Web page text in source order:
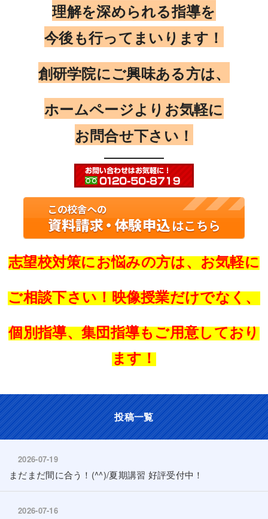
理解を深められる指導を
今後も行ってまいります！
創研学院にご興味ある方は、
ホームページよりお気軽に
お問合せ下さい！
志望校対策にお悩みの方は、お気軽に
ご相談下さい！映像授業だけでなく、
個別指導、集団指導もご用意しており
ます！
投稿一覧
2026-07-19
まだまだ間に合う！(^^)/夏期講習 好評受付中！
2026-07-16